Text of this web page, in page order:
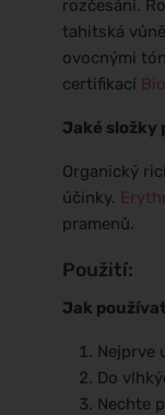
rozčesání.
tahitská
ovocnými
certifikací Bio
Jaké složky
Organický
účinky.
pramenů.
Použití:
Jak
Nejprve
Do
Nechte